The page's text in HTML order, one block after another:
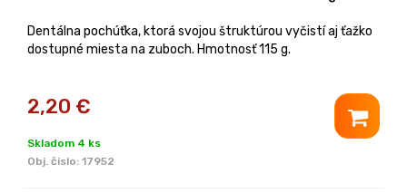
Dentálna pochúťka, ktorá svojou štruktúrou vyčistí aj ťažko
dostupné miesta na zuboch. Hmotnosť 115 g.
2,20 €
Skladom 4 ks
Obj. čislo: 17952